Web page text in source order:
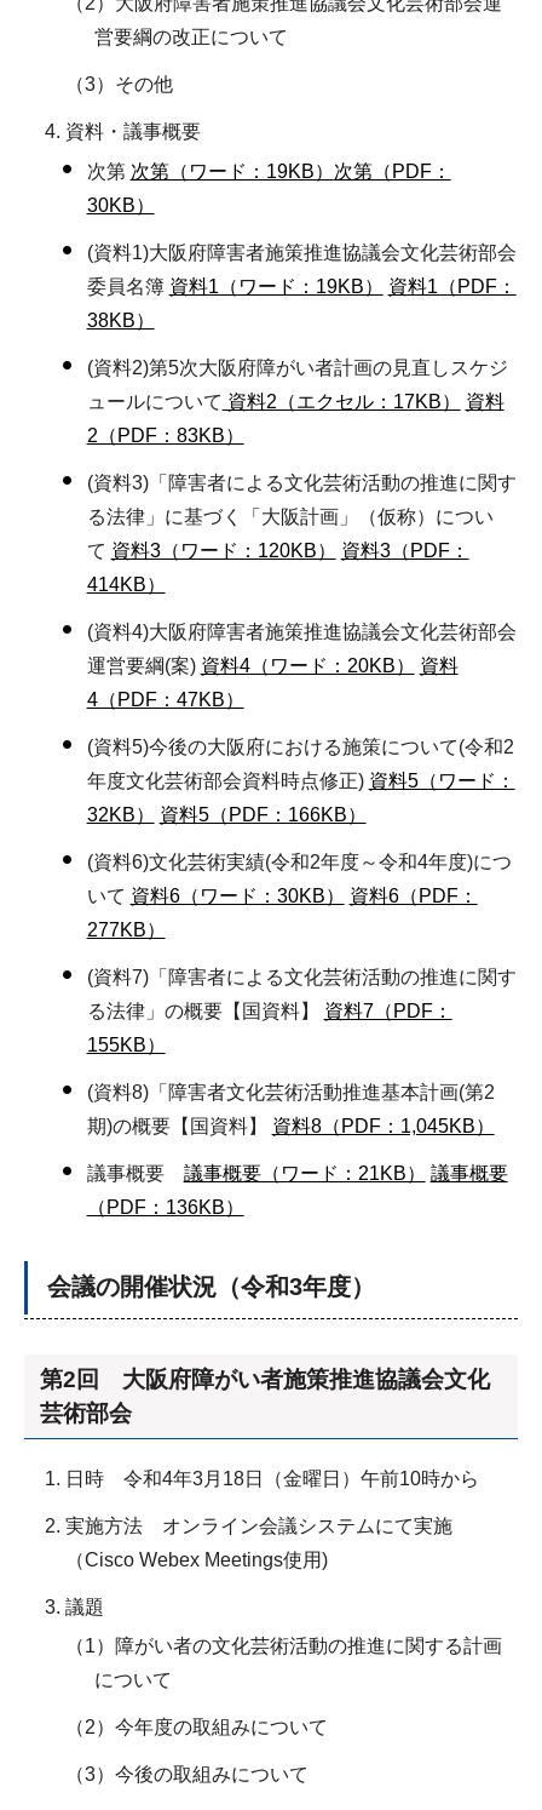
営要綱の改正について
（3）その他
資料・議事概要
次第 次第（ワード：19KB） 次第（PDF：
30KB）
(資料1)大阪府障害者施策推進協議会文化芸術部会
委員名簿 資料1（ワード：19KB）
資料1（PDF：
38KB）
(資料2)第5次⼤阪府障がい者計画の⾒直しスケジ
ュールについて 資料2（エクセル：17KB）
資料
2（PDF：83KB）
(資料3)「障害者による文化芸術活動の推進に関す
る法律」に基づく「大阪計画」（仮称）につい
て 資料3（ワード：120KB）
資料3（PDF：
414KB）
(資料4)大阪府障害者施策推進協議会文化芸術部会
運営要綱(案) 資料4（ワード：20KB）
資料
4（PDF：47KB）
(資料5)今後の大阪府における施策について(令和2
年度文化芸術部会資料時点修正) 資料5（ワード：
32KB）
資料5（PDF：166KB）
(資料6)文化芸術実績(令和2年度～令和4年度)につ
いて 資料6（ワード：30KB）
資料6（PDF：
277KB）
(資料7)「障害者による文化芸術活動の推進に関す
る法律」の概要【国資料】 資料7（PDF：
155KB）
(資料8)「障害者文化芸術活動推進基本計画(第2
期)の概要【国資料】 資料8（PDF：1,045KB）
議事概要 議事概要（ワード：21KB）
議事概要
（PDF：136KB）
会議の開催状況（令和3年度）
第2回 大阪府障がい者施策推進協議会文化
芸術部会
日時 令和4年3月18日（金曜日）午前10時から
実施方法 オンライン会議システムにて実施
（Cisco Webex Meetings使用)
議題
（1）障がい者の文化芸術活動の推進に関する計画
について
（2）今年度の取組みについて
（3）今後の取組みについて